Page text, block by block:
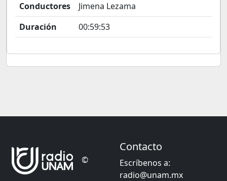
Conductores
Jimena Lezama
Duración
00:59:53
©
Contacto
Escríbenos a:
radio@unam.mx